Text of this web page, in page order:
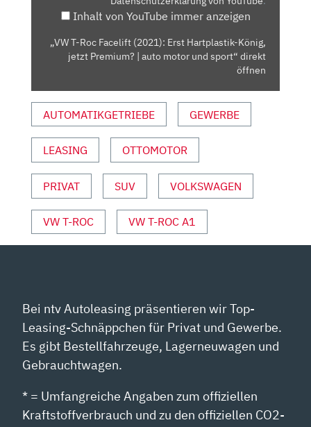
KÖNIG,
JETZT
PREMIUM?
MOTOR
UND
SPORT“
VON
ANZEIGEN
Inhalt von YouTube immer anzeigen
„VW T-Roc Facelift (2021): Erst Hartplastik-König,
jetzt Premium? | auto motor und sport“ direkt
öffnen
AUTOMATIKGETRIEBE GEWERBE
LEASING OTTOMOTOR
PRIVAT SUV VOLKSWAGEN
VW T-ROC VW T-ROC A1
Bei ntv Autoleasing präsentieren wir Top-
Leasing-Schnäppchen für Privat und Gewerbe.
Es gibt Bestellfahrzeuge, Lagerneuwagen und
Gebrauchtwagen.
* = Umfangreiche Angaben zum offiziellen
Kraftstoffverbrauch und zu den offiziellen CO2-